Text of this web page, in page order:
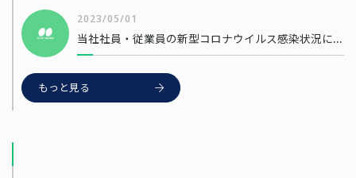
2023/05/01
当社社員・従業員の新型コロナウイルス感染状況について
もっと見る